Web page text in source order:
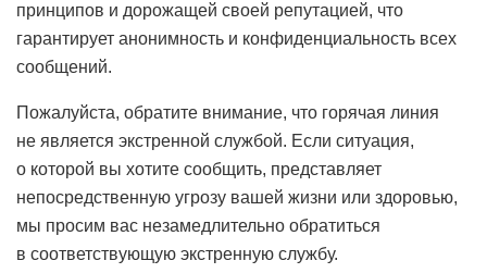
принципов и дорожащей своей репутацией, что
гарантирует анонимность и конфиденциальность всех
сообщений.
Пожалуйста, обратите внимание, что горячая линия
не является экстренной службой. Если ситуация,
о которой вы хотите сообщить, представляет
непосредственную угрозу вашей жизни или здоровью,
мы просим вас незамедлительно обратиться
в соответствующую экстренную службу.